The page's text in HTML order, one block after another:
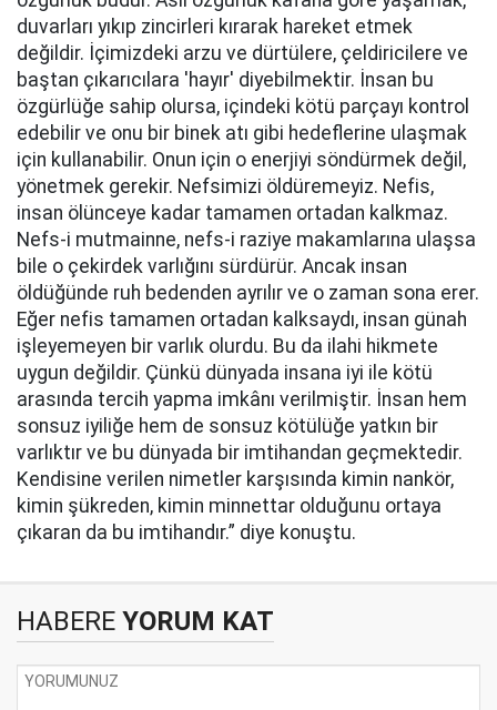
duvarları yıkıp zincirleri kırarak hareket etmek
değildir. İçimizdeki arzu ve dürtülere, çeldiricilere ve
baştan çıkarıcılara 'hayır' diyebilmektir. İnsan bu
özgürlüğe sahip olursa, içindeki kötü parçayı kontrol
edebilir ve onu bir binek atı gibi hedeflerine ulaşmak
için kullanabilir. Onun için o enerjiyi söndürmek değil,
yönetmek gerekir. Nefsimizi öldüremeyiz. Nefis,
insan ölünceye kadar tamamen ortadan kalkmaz.
Nefs-i mutmainne, nefs-i raziye makamlarına ulaşsa
bile o çekirdek varlığını sürdürür. Ancak insan
öldüğünde ruh bedenden ayrılır ve o zaman sona erer.
Eğer nefis tamamen ortadan kalksaydı, insan günah
işleyemeyen bir varlık olurdu. Bu da ilahi hikmete
uygun değildir. Çünkü dünyada insana iyi ile kötü
arasında tercih yapma imkânı verilmiştir. İnsan hem
sonsuz iyiliğe hem de sonsuz kötülüğe yatkın bir
varlıktır ve bu dünyada bir imtihandan geçmektedir.
Kendisine verilen nimetler karşısında kimin nankör,
kimin şükreden, kimin minnettar olduğunu ortaya
çıkaran da bu imtihandır.” diye konuştu.
HABERE YORUM KAT